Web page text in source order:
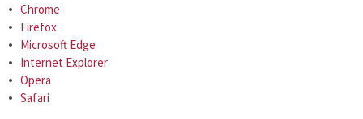
Chrome
Firefox
Microsoft Edge
Internet Explorer
Opera
Safari